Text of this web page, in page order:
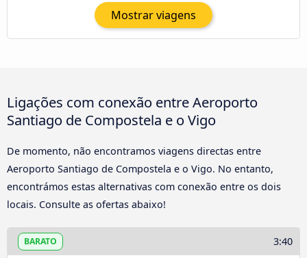
Mostrar viagens
Ligações com conexão entre Aeroporto
Santiago de Compostela e o Vigo
De momento, não encontramos viagens directas entre
Aeroporto Santiago de Compostela e o Vigo. No entanto,
encontrámos estas alternativas com conexão entre os dois
locais. Consulte as ofertas abaixo!
BARATO 3:40